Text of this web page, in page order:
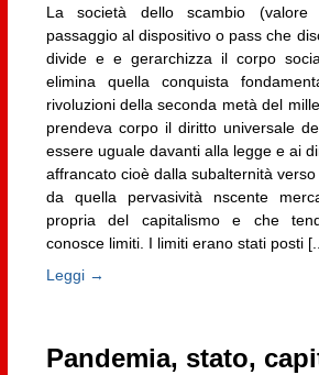
La società dello scambio
passaggio al dispositivo o pass che
divide e e gerarchizza il corpo
elimina quella conquista
rivoluzioni della seconda metà del
prendeva corpo il diritto universale
essere uguale davanti alla legge e ai
affrancato cioè dalla subalternità
da quella pervasività nscente
propria del capitalismo e che
conosce limiti. I limiti erano stati posti
Leggi →
Pandemia, stato,